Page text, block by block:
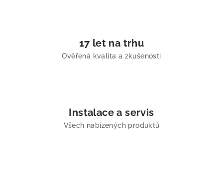
17 let na trhu
Ověřená kvalita a zkušenosti
Instalace a servis
Všech nabízených produktů